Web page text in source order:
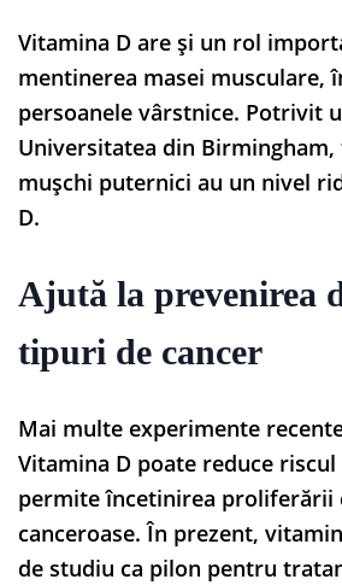
Vitamina D are și un rol
mentinerea masei musculare,
persoanele vârstnice. Potrivit
Universitatea din Birmingham,
mușchi puternici au un nivel
D.
Ajută la prevenirea
tipuri de cancer
Mai multe experimente
Vitamina D poate reduce riscul
permite încetinirea proliferării
canceroase. În prezent,
de studiu ca pilon pentru